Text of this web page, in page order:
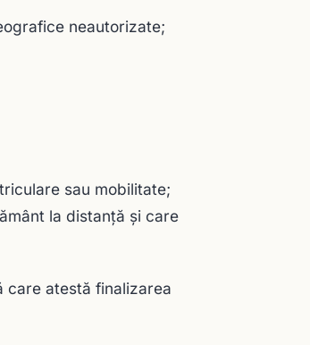
neautorizate;
sau mobilitate;
la distanţă şi care
care atestă finalizarea